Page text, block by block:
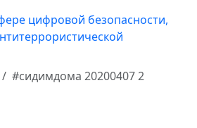
цифровой безопасности,
#сидимдома 20200407 2